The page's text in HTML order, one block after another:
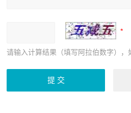
请输入计算结果（填写阿拉伯数字），